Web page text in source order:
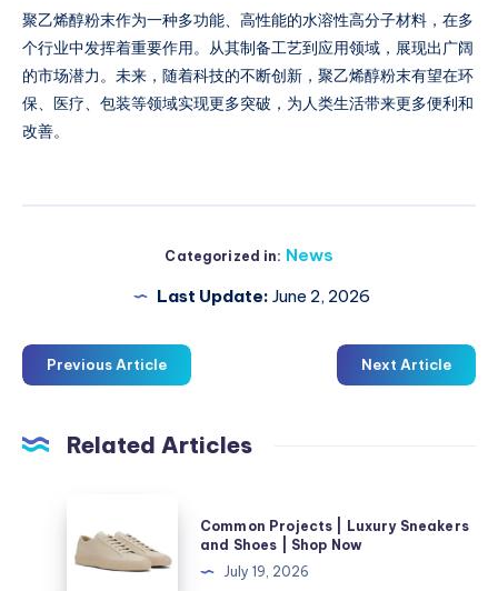
聚乙烯醇粉末作为一种多功能、高性能的水溶性高分子材料，在多
个行业中发挥着重要作用。从其制备工艺到应用领域，展现出广阔
的市场潜力。未来，随着科技的不断创新，聚乙烯醇粉末有望在环
保、医疗、包装等领域实现更多突破，为人类生活带来更多便利和
改善。
Categorized in: News
Last Update: June 2, 2026
Previous Article Next Article
Related Articles
Projects
Common Projects | Luxury Sneakers
and Shoes | Shop Now
July 19, 2026